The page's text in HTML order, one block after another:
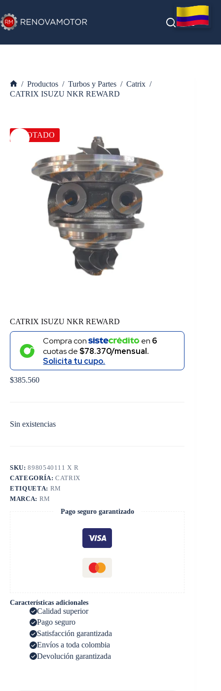
al
contenido
Inicio
/ Productos / Turbos y Partes / Catrix /
CATRIX ISUZU NKR REWARD
AGOTADO
CATRIX ISUZU NKR REWARD
Compra con en 6
cuotas de $78.370/mensual.
Solicita tu cupo.
$385.560
Sin existencias
SKU:8980540111 X R
CATEGORÍA:CATRIX
ETIQUETA: RM
MARCA: RM
Pago seguro garantizado
Características adicionales
Calidad superior
Pago seguro
Satisfacción garantizada
Envíos a toda colombia
Devolución garantizada